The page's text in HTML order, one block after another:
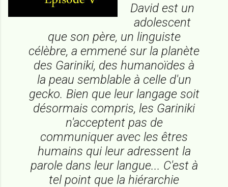
David est un
adolescent
que son père, un linguiste
célèbre, a emmené sur la planète
des Gariniki, des humanoïdes à
la peau semblable à celle d'un
gecko. Bien que leur langage soit
désormais compris, les Gariniki
n'acceptent pas de
communiquer avec les êtres
humains qui leur adressent la
parole dans leur langue... C'est à
tel point que la hiérarchie